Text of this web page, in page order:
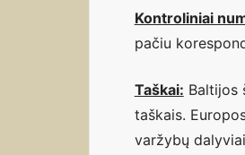
Kontroliniai
pačiu
Taškai: Baltijos
taškais.
varžybų